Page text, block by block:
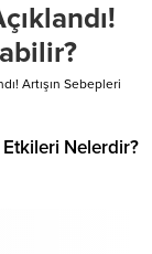
Artışın Sebepleri
Etkileri Nelerdir?